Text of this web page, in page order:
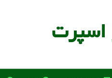
اسپرت